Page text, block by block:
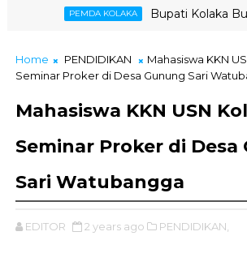
Bupati Kolaka Buka Suara Soal
Home PENDIDIKAN
Mahasiswa KKN
Seminar Proker di Desa Gunung Sari
Mahasiswa KKN USN
Seminar Proker di Desa
Sari Watubangga
EDITOR 2 years ago PENDIDIKAN,